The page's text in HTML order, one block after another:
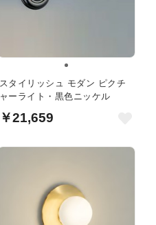
スタイリッシュ モダン ピクチ
ャーライト・黒色ニッケル
￥21,659